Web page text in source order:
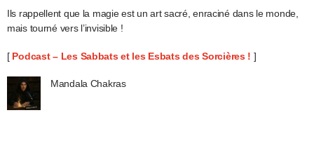
Ils rappellent que la magie est un art sacré, enraciné dans le monde,
mais tourné vers l’invisible !
[ Podcast – Les Sabbats et les Esbats des Sorcières! ]
Mandala Chakras